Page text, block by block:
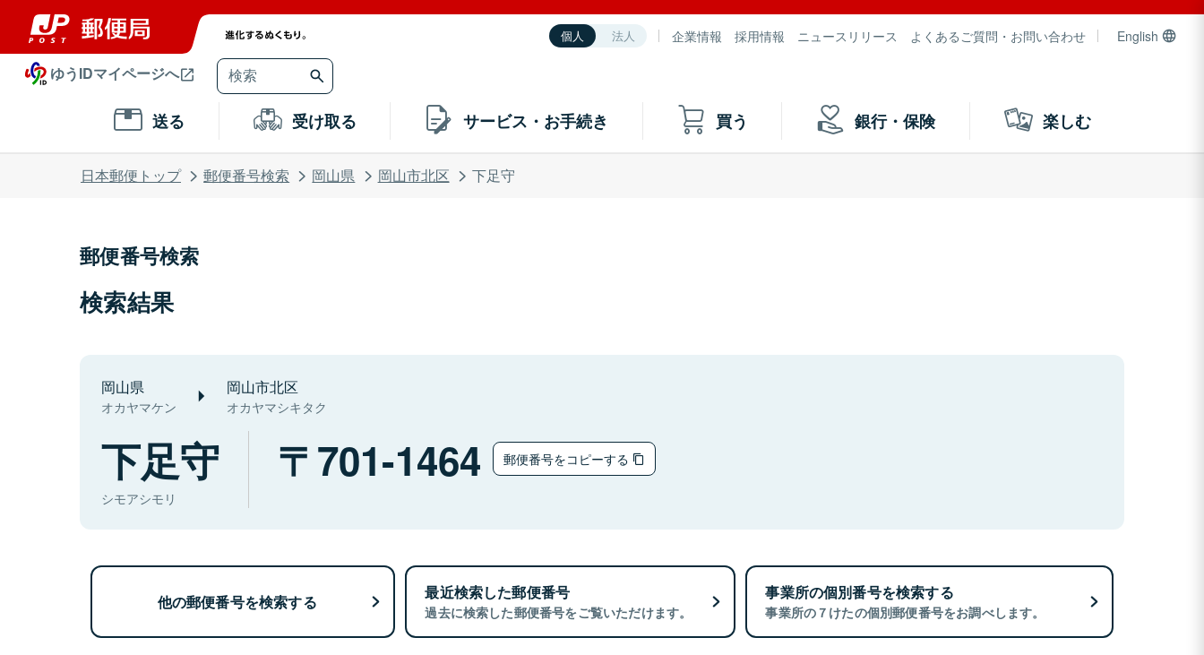
個人 法人 企業情報 採用情報 ニュースリリース よくあるご質問・お問い合わせ English
ゆうIDマイページへ
送る 受け取る サービス・お手続き 買う 銀行・保険 楽しむ
日本郵便トップ 郵便番号検索 岡山県 岡山市北区 下足守
郵便番号検索
検索結果
岡山県
オカヤマケン
岡山市北区
オカヤマシキタク
下足守
シモアシモリ
701-1464 郵便番号をコピーする
他の郵便番号を検索する 最近検索した郵便番号
過去に検索した郵便番号をご覧いただけます。
事業所の個別番号を検索する
事業所の７けたの個別郵便番号をお調べします。